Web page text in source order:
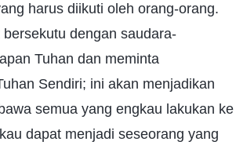
harus diikuti oleh orang-orang.
dengan saudara-
Tuhan dan meminta
Sendiri; ini akan menjadikan
semua yang engkau lakukan ke
dapat menjadi seseorang yang